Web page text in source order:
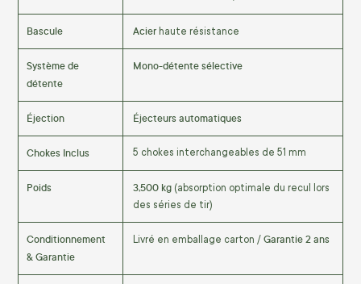
Bascule Acier haute résistance
Système de
détente
Mono-détente sélective
Éjection Éjecteurs automatiques
Chokes Inclus 5 chokes interchangeables de 51 mm
Poids 3,500 kg (absorption optimale du recul lors
des séries de tir)
Conditionnement
& Garantie
Livré en emballage carton / Garantie 2 ans